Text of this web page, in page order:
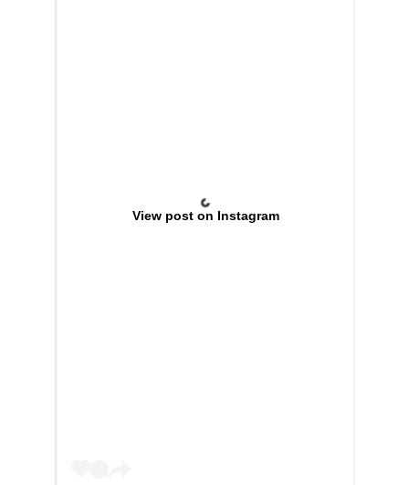
View post on Instagram